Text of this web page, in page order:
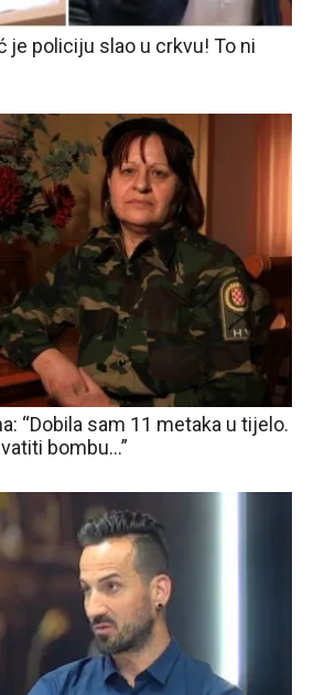
je policiju slao u crkvu! To ni
“Dobila sam 11 metaka u tijelo.
bombu…”